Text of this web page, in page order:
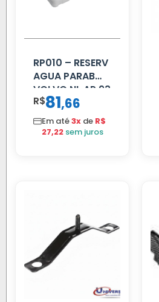
RP010 – RESERV
AGUA PARAB
VOLVO NL AP 93
R$81,66
Em até3x de R$
27,22 sem juros